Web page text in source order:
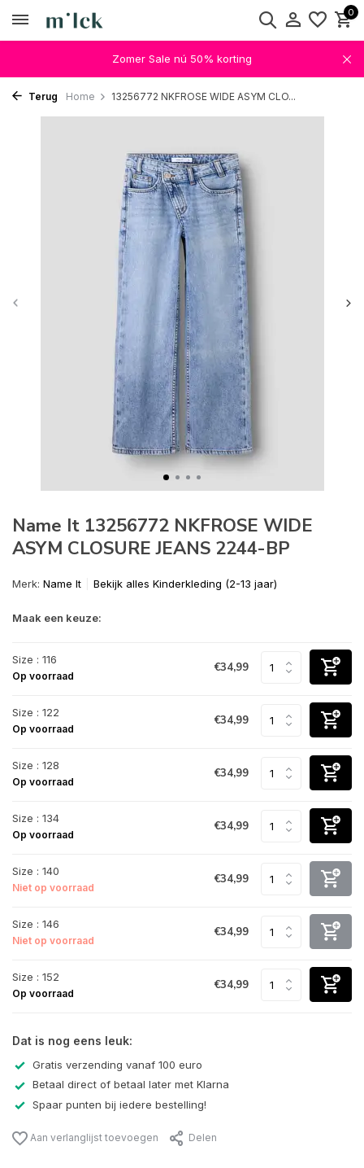
0
Zomer Sale nú 50% korting
Terug Home 13256772 NKFROSE WIDE ASYM CLO...
Name It 13256772 NKFROSE WIDE
ASYM CLOSURE JEANS 2244-BP
Merk: Name It Bekijk alles Kinderkleding (2-13 jaar)
Maak een keuze:
Size : 116
Op voorraad
€34,99
Size : 122
Op voorraad
€34,99
Size : 128
Op voorraad
€34,99
Size : 134
Op voorraad
€34,99
Size : 140
Niet op voorraad
€34,99
Size : 146
Niet op voorraad
€34,99
Size : 152
Op voorraad
€34,99
Dat is nog eens leuk:
Gratis verzending vanaf 100 euro
Betaal direct of betaal later met Klarna
Spaar punten bij iedere bestelling!
Aan verlanglijst toevoegen Delen